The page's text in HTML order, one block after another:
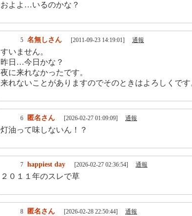
およよ…いるのかな？
5 名無しさん [2011-09-23 14:19:01] 通報
すいません。
昨日…今日かな？
夜に来れなかったです。
来れないことがありますのでそのときはよろしくです
6 匿名さん [2026-02-27 01:09:09] 通報
灯油って味しないん！？
7 happiest day [2026-02-27 02:36:54] 通報
２０１１年のスレで草
8 匿名さん [2026-02-28 22:50:44] 通報